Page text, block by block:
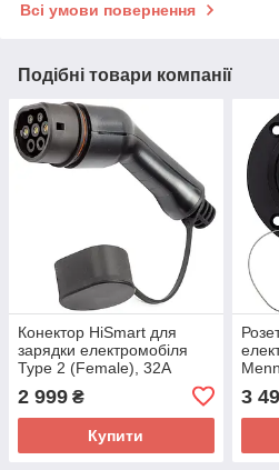
Всі умови повернення
Подібні товари компанії
Конектор HiSmart для
зарядки електромобіля
Type 2 (Female), 32A
2 999 ₴
Купити
3